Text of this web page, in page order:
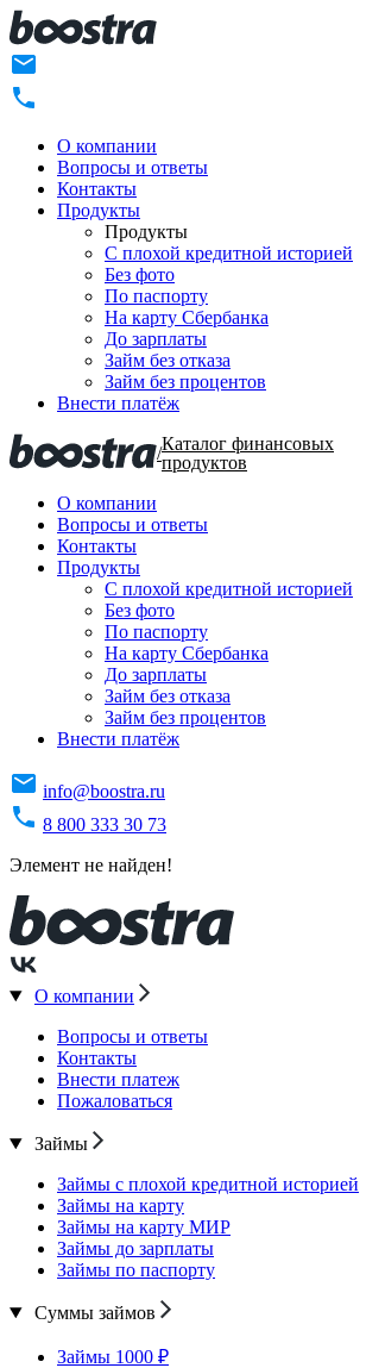
О компании
Вопросы и ответы
Контакты
Продукты
Продукты
C плохой кредитной историей
Без фото
По паспорту
На карту Сбербанка
До зарплаты
Займ без отказа
Займ без процентов
Внести платёж
/Каталог финансовых
продуктов
О компании
Вопросы и ответы
Контакты
Продукты
C плохой кредитной историей
Без фото
По паспорту
На карту Сбербанка
До зарплаты
Займ без отказа
Займ без процентов
Внести платёж
info@boostra.ru
8 800 333 30 73
Элемент не найден!
О компании
Вопросы и ответы
Контакты
Внести платеж
Пожаловаться
Займы
Займы с плохой кредитной историей
Займы на карту
Займы на карту МИР
Займы до зарплаты
Займы по паспорту
Суммы займов
Займы 1000 ₽